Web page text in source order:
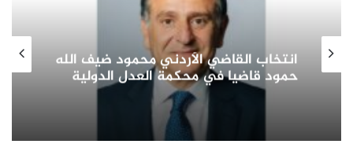
صاحب السمو الأمير الشيخ مشعل الأحمد
الجابر الصباح يشيد بدور المرأة الكويتية
في التنمية الشاملة ويؤكد: شريك
أساسي في بناء الوطن وتمثيله دوليا